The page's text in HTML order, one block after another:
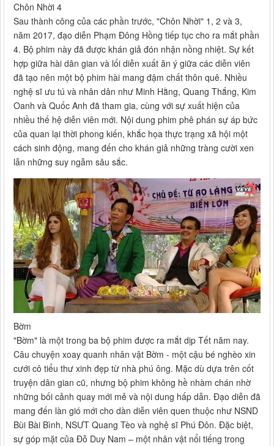
Chôn Nhời 4
Sau thành công của các phần trước, "Chôn Nhời" 1, 2 và 3,
năm 2017, đạo diễn Phạm Đông Hồng tiếp tục cho ra mắt phần
4. Bộ phim này đã được khán giả đón nhận nồng nhiệt. Sự kết
hợp giữa hài dân gian và lối diễn xuất ăn ý giữa các diễn viên
đã tạo nên một bộ phim hài mang đậm chất thôn quê. Nhiều
nghệ sĩ ưu tú và nhân dân như Minh Hằng, Quang Thắng, Kim
Oanh và Quốc Anh đã tham gia, cùng với sự xuất hiện của
nhiều thế hệ diễn viên mới. Nội dung phim phê phán sự áp bức
của quan lại thời phong kiến, khắc họa thực trạng xã hội một
cách sinh động, mang đến cho khán giả những tràng cười xen
lẫn những suy ngẫm sâu sắc.
Bờm
"Bờm" là một trong ba bộ phim được ra mắt dịp Tết năm nay.
Câu chuyện xoay quanh nhân vật Bờm - một cậu bé nghèo xin
cưới cô tiểu thư xinh đẹp từ nhà phú ông. Mặc dù dựa trên cốt
truyện dân gian cũ, nhưng bộ phim không hề nhàm chán nhờ
những bối cảnh quay mới mẻ và nội dung hấp dẫn. Đạo diễn đã
mang đến làn gió mới cho dàn diễn viên quen thuộc như NSND
Bùi Bài Bình, NSƯT Quang Tèo và nghệ sĩ Phú Đôn. Đặc biệt,
sự góp mặt của Đỗ Duy Nam – một nhân vật nổi tiếng trong